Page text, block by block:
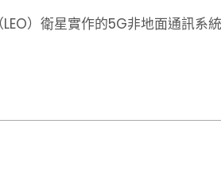
）衛星實作的5G非地面通訊系